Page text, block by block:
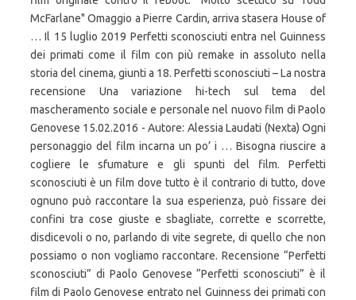
McFarlane" Omaggio a Pierre Cardin, arriva stasera House of
… Il 15 luglio 2019 Perfetti sconosciuti entra nel Guinness
dei primati come il film con più remake in assoluto nella
storia del cinema, giunti a 18. Perfetti sconosciuti – La nostra
recensione Una variazione hi-tech sul tema del
mascheramento sociale e personale nel nuovo film di Paolo
Genovese 15.02.2016 - Autore: Alessia Laudati (Nexta) Ogni
personaggio del film incarna un po’ i … Bisogna riuscire a
cogliere le sfumature e gli spunti del film. Perfetti
sconosciuti è un film dove tutto è il contrario di tutto, dove
ognuno può raccontare la sua esperienza, può fissare dei
confini tra cose giuste e sbagliate, corrette e scorrette,
disdicevoli o no, parlando di vite segrete, di quello che non
possiamo o non vogliamo raccontare. Recensione “Perfetti
sconosciuti” di Paolo Genovese “Perfetti sconosciuti” è il
film di Paolo Genovese entrato nel Guinness dei primati con